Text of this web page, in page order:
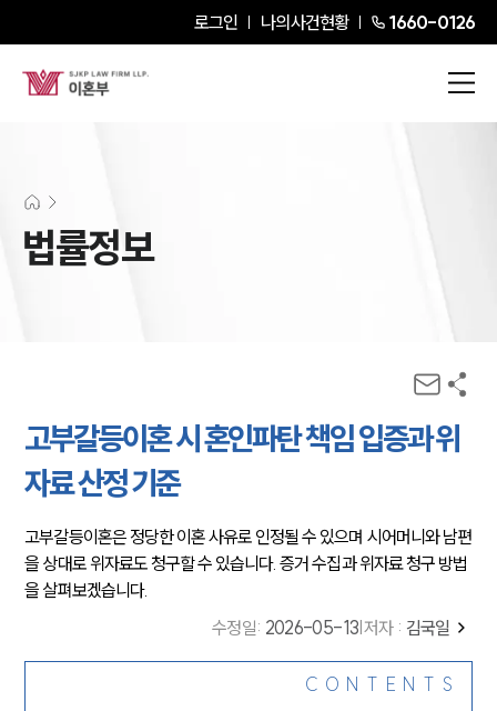
로그인 나의사건현황 1660-0126
법률정보
고부갈등이혼 시 혼인파탄 책임 입증과 위
자료 산정 기준
고부갈등이혼은 정당한 이혼 사유로 인정될 수 있으며 시어머니와 남편
을 상대로 위자료도 청구할 수 있습니다. 증거 수집과 위자료 청구 방법
을 살펴보겠습니다.
수정일: 2026-05-13 저자 : 김국일
CONTENTS